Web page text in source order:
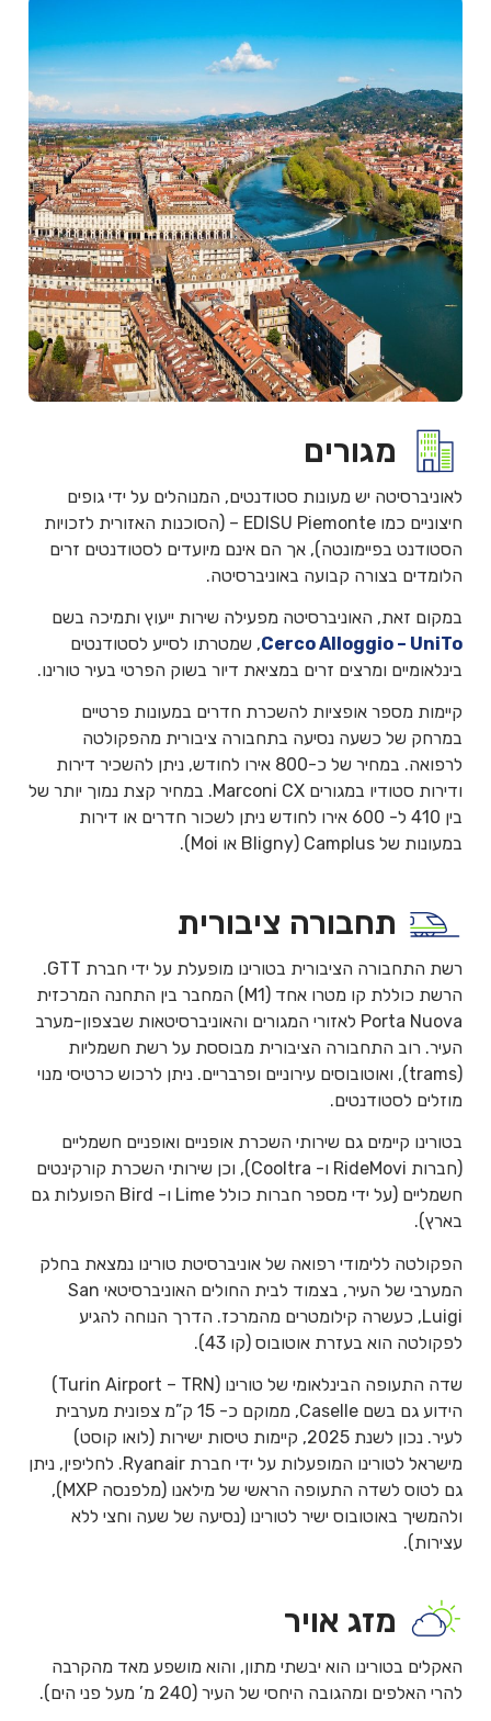
מגורים
לאוניברסיטה יש מעונות סטודנטים, המנוהלים על ידי גופים
חיצוניים כמו EDISU Piemonte – (הסוכנות האזורית לזכויות
הסטודנט בפיימונטה), אך הם אינם מיועדים לסטודנטים זרים
הלומדים בצורה קבועה באוניברסיטה.
במקום זאת, האוניברסיטה מפעילה שירות ייעוץ ותמיכה בשם
Cerco Alloggio – UniTo, שמטרתו לסייע לסטודנטים
בינלאומיים ומרצים זרים במציאת דיור בשוק הפרטי בעיר טורינו.
קיימות מספר אופציות להשכרת חדרים במעונות פרטיים
במרחק של כשעה נסיעה בתחבורה ציבורית מהפקולטה
לרפואה. במחיר של כ-800 אירו לחודש, ניתן להשכיר דירות
ודירות סטודיו במגורים Marconi CX. במחיר קצת נמוך יותר של
בין 410 ל- 600 אירו לחודש ניתן לשכור חדרים או דירות
במעונות של Camplus (Bligny או Moi).
תחבורה ציבורית
רשת התחבורה הציבורית בטורינו מופעלת על ידי חברת GTT.
הרשת כוללת קו מטרו אחד (M1) המחבר בין התחנה המרכזית
Porta Nuova לאזורי המגורים והאוניברסיטאות שבצפון-מערב
העיר. רוב התחבורה הציבורית מבוססת על רשת חשמליות
(trams), ואוטובוסים עירוניים ופרבריים. ניתן לרכוש כרטיסי מנוי
מוזלים לסטודנטים.
בטורינו קיימים גם שירותי השכרת אופניים ואופניים חשמליים
(חברות RideMovi ו- Cooltra), וכן שירותי השכרת קורקינטים
חשמליים (על ידי מספר חברות כולל Lime ו- Bird הפועלות גם
בארץ).
הפקולטה ללימודי רפואה של אוניברסיטת טורינו נמצאת בחלק
המערבי של העיר, בצמוד לבית החולים האוניברסיטאי San
Luigi, כעשרה קילומטרים מהמרכז. הדרך הנוחה להגיע
לפקולטה הוא בעזרת אוטובוס (קו 43).
שדה התעופה הבינלאומי של טורינו (Turin Airport – TRN)
הידוע גם בשם Caselle, ממוקם כ- 15 ק”מ צפונית מערבית
לעיר. נכון לשנת 2025, קיימות טיסות ישירות (לואו קוסט)
מישראל לטורינו המופעלות על ידי חברת Ryanair. לחליפין, ניתן
גם לטוס לשדה התעופה הראשי של מילאנו (מלפנסה MXP),
ולהמשיך באוטובוס ישיר לטורינו (נסיעה של שעה וחצי ללא
עצירות).
מזג אויר
האקלים בטורינו הוא יבשתי מתון, והוא מושפע מאד מהקרבה
להרי האלפים ומהגובה היחסי של העיר (240 מ’ מעל פני הים).